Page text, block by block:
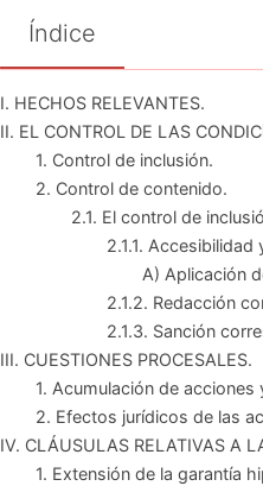
Índice
I. HECHOS RELEVANTES.
II. EL CONTROL DE LAS
1. Control de inclusión.
2. Control de contenido.
2.1. El control de
2.1.1.
A) Aplicación
2.1.2. Redacción
2.1.3. Sanción
III. CUESTIONES PROCESALES.
1. Acumulación de
2. Efectos jurídicos de las
IV. CLÁUSULAS RELATIVAS A
1. Extensión de la garantía